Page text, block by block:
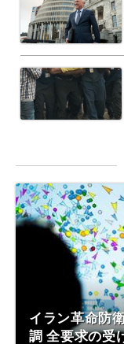
イラン革命防
調 全要求の受